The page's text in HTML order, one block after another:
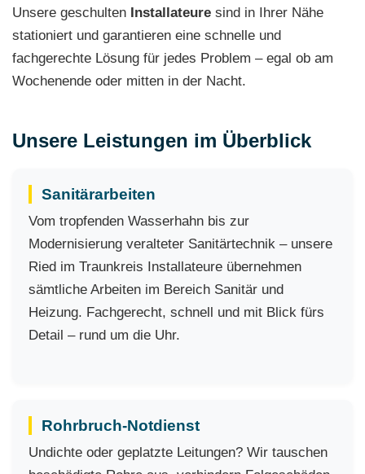
Unsere geschulten Installateure sind in Ihrer Nähe
stationiert und garantieren eine schnelle und
fachgerechte Lösung für jedes Problem – egal ob am
Wochenende oder mitten in der Nacht.
Unsere Leistungen im Überblick
Sanitärarbeiten
Vom tropfenden Wasserhahn bis zur
Modernisierung veralteter Sanitärtechnik – unsere
Ried im Traunkreis Installateure übernehmen
sämtliche Arbeiten im Bereich Sanitär und
Heizung. Fachgerecht, schnell und mit Blick fürs
Detail – rund um die Uhr.
Rohrbruch-Notdienst
Undichte oder geplatzte Leitungen? Wir tauschen